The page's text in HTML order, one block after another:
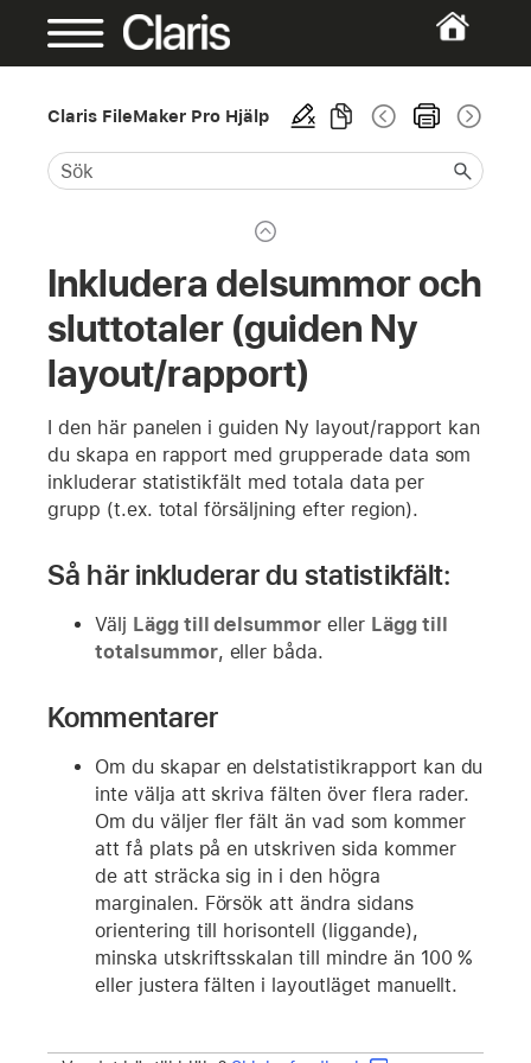
Claris FileMaker Pro Hjälp
Inkludera delsummor och
sluttotaler (guiden Ny
layout/rapport)
I den här panelen i guiden Ny layout/rapport kan
du skapa en rapport med grupperade data som
inkluderar statistikfält med totala data per
grupp (t.ex. total försäljning efter region).
Så här inkluderar du statistikfält:
Välj Lägg till delsummor eller Lägg till
totalsummor, eller båda.
Kommentarer
Om du skapar en delstatistikrapport kan du
inte välja att skriva fälten över flera rader.
Om du väljer fler fält än vad som kommer
att få plats på en utskriven sida kommer
de att sträcka sig in i den högra
marginalen. Försök att ändra sidans
orientering till horisontell (liggande),
minska utskriftsskalan till mindre än 100 %
eller justera fälten i layoutläget manuellt.